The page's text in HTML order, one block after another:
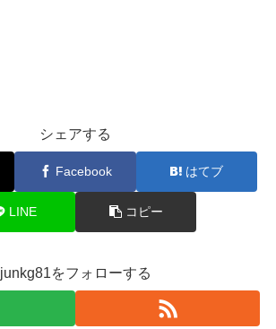
シェアする
Facebook はてブ
LINE コピー
junkg81をフォローする